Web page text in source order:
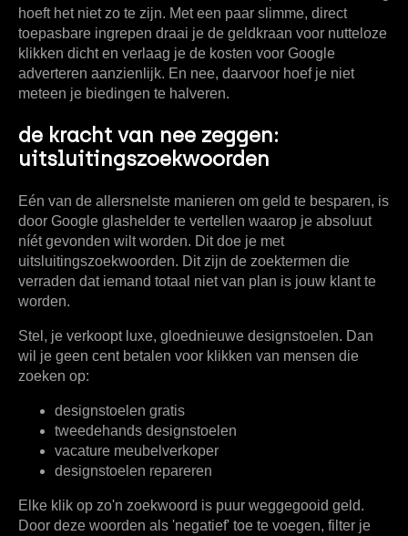
hoeft het niet zo te zijn. Met een paar slimme, direct
toepasbare ingrepen draai je de geldkraan voor nutteloze
klikken dicht en verlaag je de kosten voor Google
adverteren aanzienlijk. En nee, daarvoor hoef je niet
meteen je biedingen te halveren.
de kracht van nee zeggen:
uitsluitingszoekwoorden
Eén van de allersnelste manieren om geld te besparen, is
door Google glashelder te vertellen waarop je absoluut
níétgevonden wilt worden. Dit doe je met
uitsluitingszoekwoorden. Dit zijn de zoektermen die
verraden dat iemand totaal niet van plan is jouw klant te
worden.
Stel, je verkoopt luxe, gloednieuwe designstoelen. Dan
wil je geen cent betalen voor klikken van mensen die
zoeken op:
designstoelen gratis
tweedehands designstoelen
vacature meubelverkoper
designstoelen repareren
Elke klik op zo'n zoekwoord is puur weggegooid geld.
Door deze woorden als 'negatief' toe te voegen, filter je